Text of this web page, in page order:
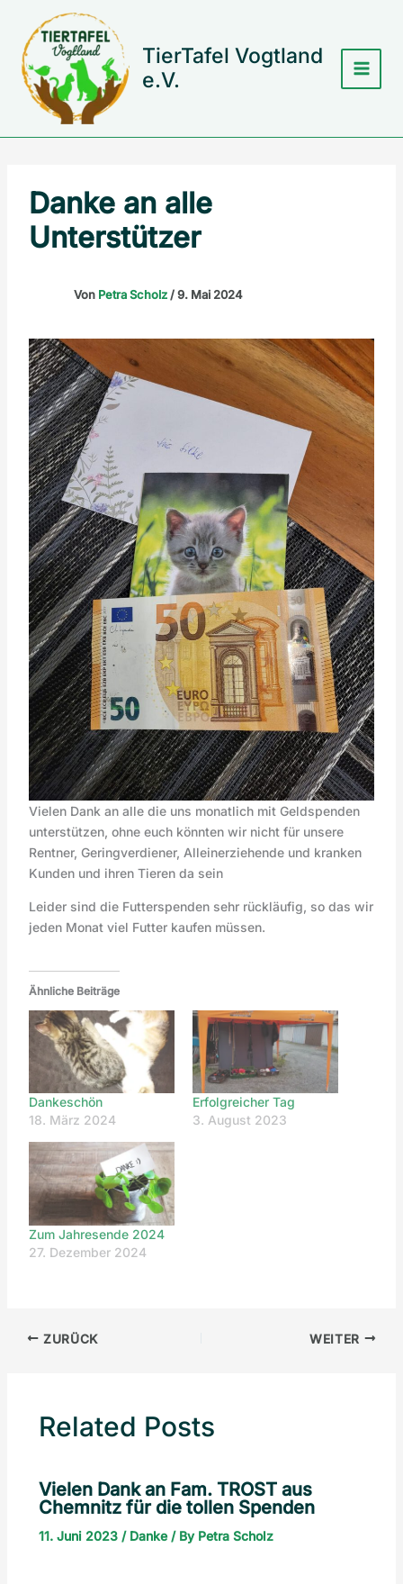
springen
TierTafel Vogtland
e.V.
Danke an alle
Unterstützer
Von Petra Scholz /9. Mai 2024
Vielen Dank an alle die uns monatlich mit Geldspenden
unterstützen, ohne euch könnten wir nicht für unsere
Rentner, Geringverdiener, Alleinerziehende und kranken
Kunden und ihren Tieren da sein
Leider sind die Futterspenden sehr rückläufig, so das wir
jeden Monat viel Futter kaufen müssen.
Ähnliche Beiträge
Dankeschön
18. März 2024
Erfolgreicher Tag
3. August 2023
Zum Jahresende 2024
27. Dezember 2024
ZURÜCK WEITER
Related Posts
Vielen Dank an Fam. TROST aus
Chemnitz für die tollen Spenden
11. Juni 2023 / Danke/ By Petra Scholz